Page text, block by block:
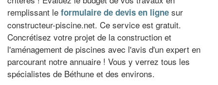
remplissant le formulaire de devis en ligne sur
constructeur-piscine.net. Ce service est gratuit.
Concrétisez votre projet de la construction et
l'aménagement de piscines avec l'avis d'un expert en
parcourant notre annuaire ! Vous y verrez tous les
spécialistes de Béthune et des environs.